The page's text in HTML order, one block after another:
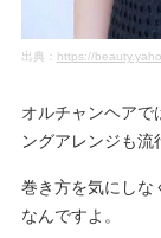
出典： https://
オルチャンヘアで
ングアレンジも流
巻き方を気にしな
なんですよ。